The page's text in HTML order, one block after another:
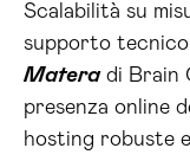
Scalabilità su
supporto
Materadi Brain
presenza online
hosting robuste